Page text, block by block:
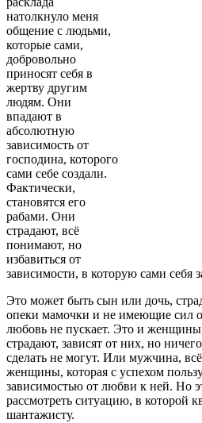
натолкнуло меня
общение с людьми,
которые сами,
добровольно
приносят себя в
жертву другим
людям. Они
впадают в
абсолютную
зависимость от
господина, которого
сами себе создали.
Фактически,
становятся его
рабами. Они
страдают, всё
понимают, но
избавиться от
зависимости, в которую сами себя
Это может быть сын или дочь,
опеки мамочки и не имеющие сил
любовь не пускает. Это и
страдают, зависят от них, но
сделать не могут. Или мужчина,
женщины, которая с успехом
зависимостью от любви к ней. Но
рассмотреть ситуацию, в которой
шантажисту.